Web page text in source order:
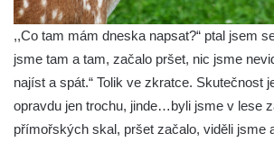
,,Co tam mám dneska napsat?“ ptal jsem
jsme tam a tam, začalo pršet, nic jsme
najíst a spát.“ Tolik ve zkratce. Skutečnost
opravdu jen trochu, jinde…byli jsme v lese
přímořských skal, pršet začalo, viděli jsme